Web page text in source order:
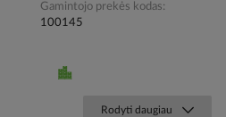
Gamintojo prekės kodas
100145
Rodyti daugiau